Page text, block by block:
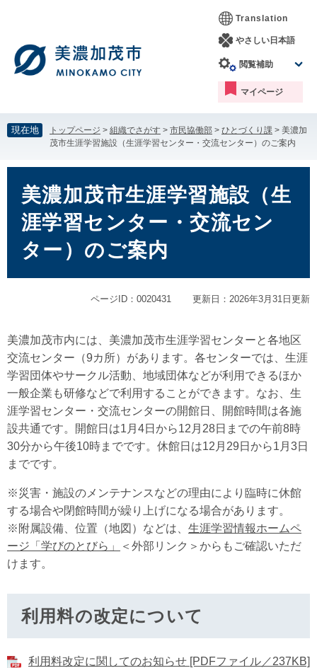
す。
し
て
本
へ
Translation
やさしい日本語
閲覧補助
マイページ
現在地 トップページ > 組織でさがす > 市民協働部 > ひとづくり課 > 美濃加
茂市生涯学習施設（生涯学習センター・交流センター）のご案内
美濃加茂市生涯学習施設（生
涯学習センター・交流セン
ター）のご案内
ページID：0020431 更新日：2026年3月31日更新
美濃加茂市内には、美濃加茂市生涯学習センターと各地区
交流センター（9カ所）があります。各センターでは、生涯
学習団体やサークル活動、地域団体などが利用できるほか
一般企業も研修などで利用することができます。なお、生
涯学習センター・交流センターの開館日、開館時間は各施
設共通です。開館日は1月4日から12月28日までの午前8時
30分から午後10時までです。休館日は12月29日から1月3日
までです。
※災害・施設のメンテナンスなどの理由により臨時に休館
する場合や閉館時間が繰り上げになる場合があります。
※附属設備、位置（地図）などは、 生涯学習情報ホームペ
ージ「学びのとびら」
＜外部リンク＞ からもご確認いただ
けます。
利用料の改定について
利用料改定に関してのお知らせ [PDFファイル／237KB]